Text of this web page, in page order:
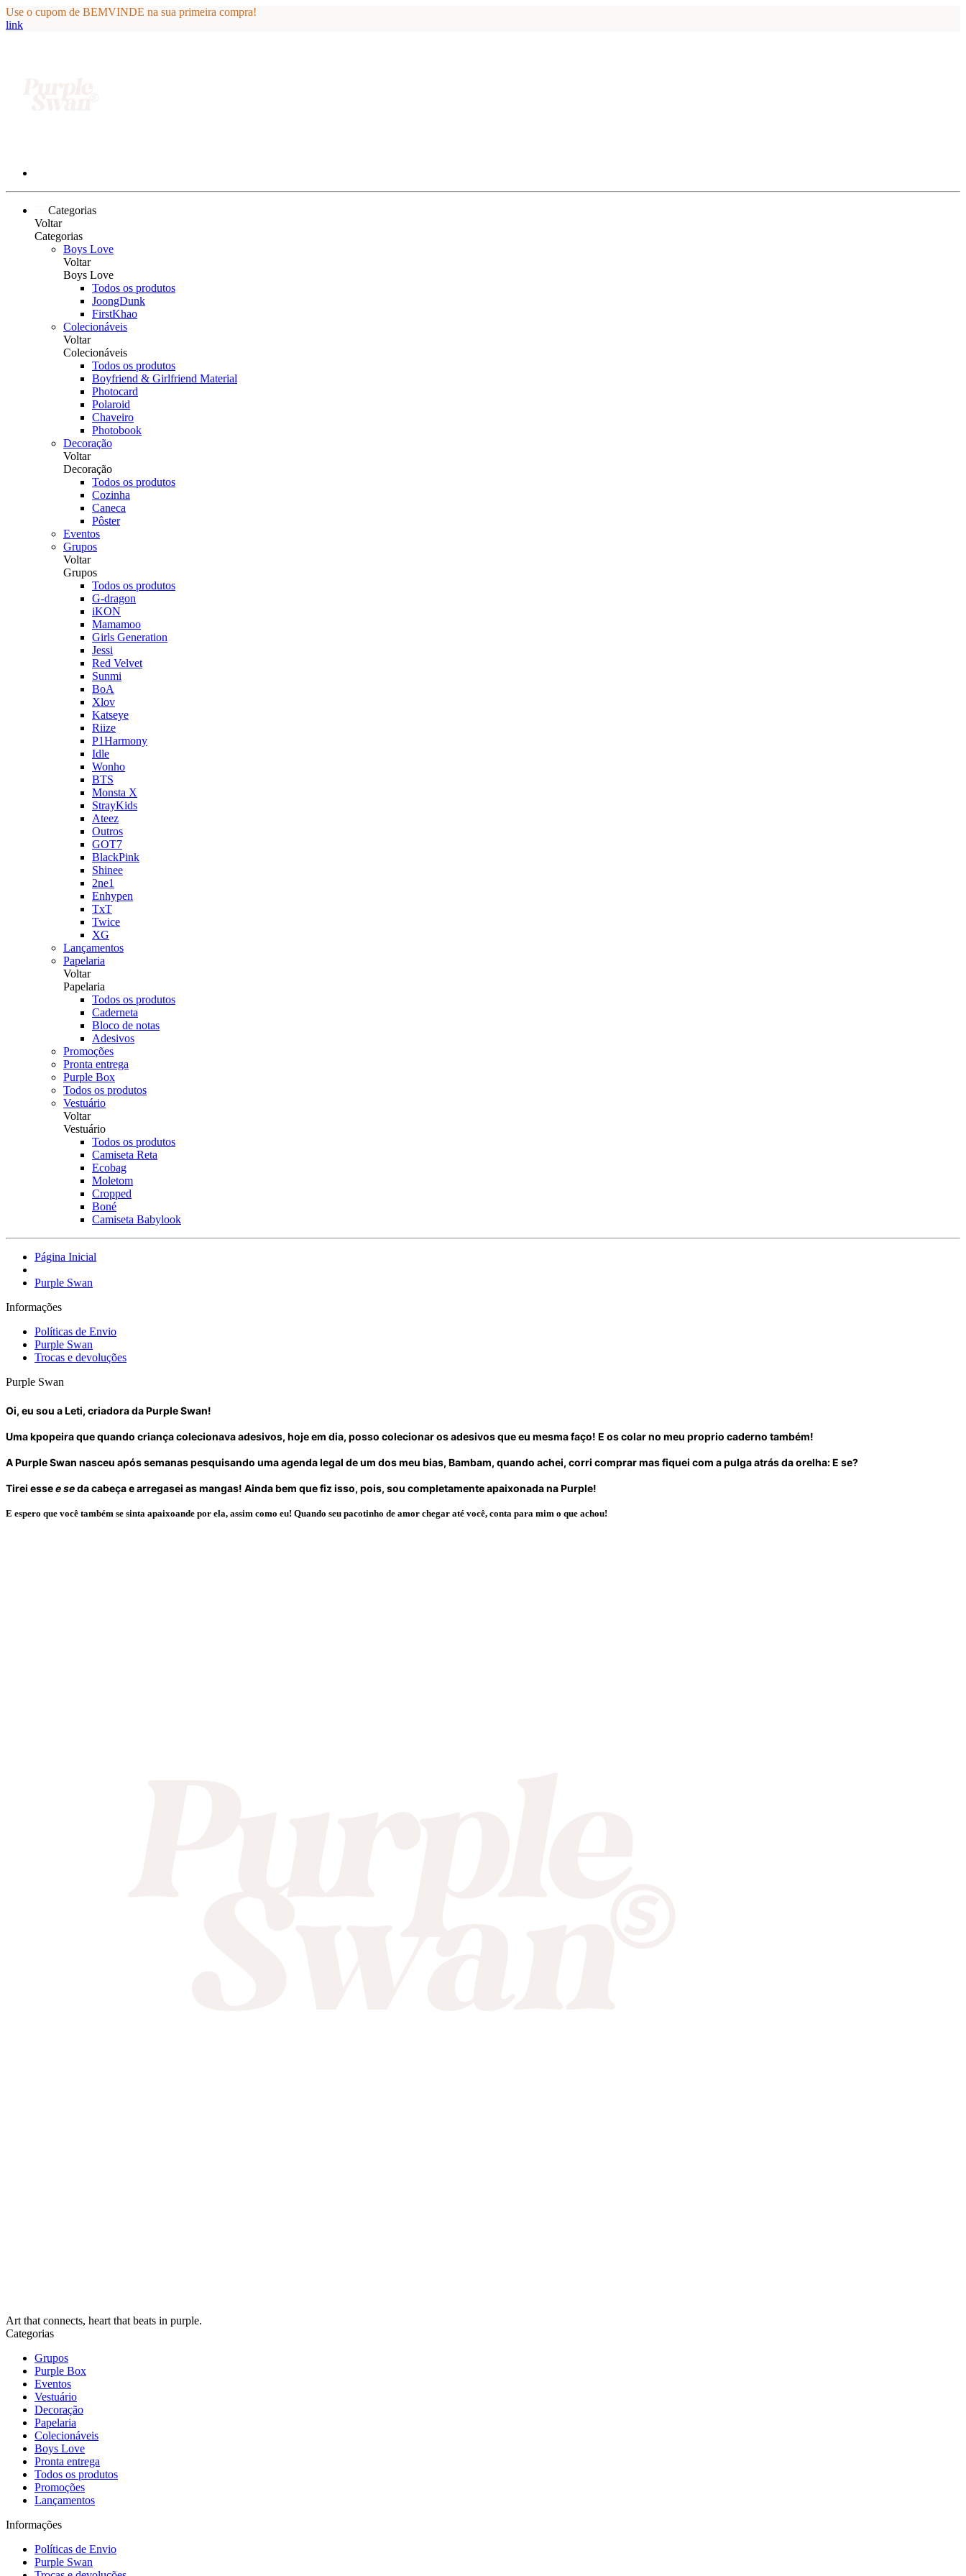
Use o cupom de BEMVINDE na sua primeira compra!
link
Categorias
Voltar
Categorias
Boys Love
Voltar
Boys Love
Todos os produtos
JoongDunk
FirstKhao
Colecionáveis
Voltar
Colecionáveis
Todos os produtos
Boyfriend & Girlfriend Material
Photocard
Polaroid
Chaveiro
Photobook
Decoração
Voltar
Decoração
Todos os produtos
Cozinha
Caneca
Pôster
Eventos
Grupos
Voltar
Grupos
Todos os produtos
G-dragon
iKON
Mamamoo
Girls Generation
Jessi
Red Velvet
Sunmi
BoA
Xlov
Katseye
Riize
P1Harmony
Idle
Wonho
BTS
Monsta X
StrayKids
Ateez
Outros
GOT7
BlackPink
Shinee
2ne1
Enhypen
TxT
Twice
XG
Lançamentos
Papelaria
Voltar
Papelaria
Todos os produtos
Caderneta
Bloco de notas
Adesivos
Promoções
Pronta entrega
Purple Box
Todos os produtos
Vestuário
Voltar
Vestuário
Todos os produtos
Camiseta Reta
Ecobag
Moletom
Cropped
Boné
Camiseta Babylook
Página Inicial
Purple Swan
Informações
Políticas de Envio
Purple Swan
Trocas e devoluções
Purple Swan
Oi, eu sou a Leti, criadora da Purple Swan!
Uma kpopeira que quando criança colecionava adesivos, hoje em dia, posso colecionar os adesivos que eu mesma faço! E os colar no meu proprio caderno também!
A Purple Swan nasceu após semanas pesquisando uma agenda legal de um dos meu bias, Bambam, quando achei, corri comprar mas fiquei com a pulga atrás da orelha: E se?
Tirei essee seda cabeça e arregasei as mangas! Ainda bem que fiz isso, pois, sou completamente apaixonada na Purple!
E espero que você também se sinta apaixoande por ela, assim como eu! Quando seu pacotinho de amor chegar até você, conta para mim o que achou!
Art that connects, heart that beats in purple.
Categorias
Grupos
Purple Box
Eventos
Vestuário
Decoração
Papelaria
Colecionáveis
Boys Love
Pronta entrega
Todos os produtos
Promoções
Lançamentos
Informações
Políticas de Envio
Purple Swan